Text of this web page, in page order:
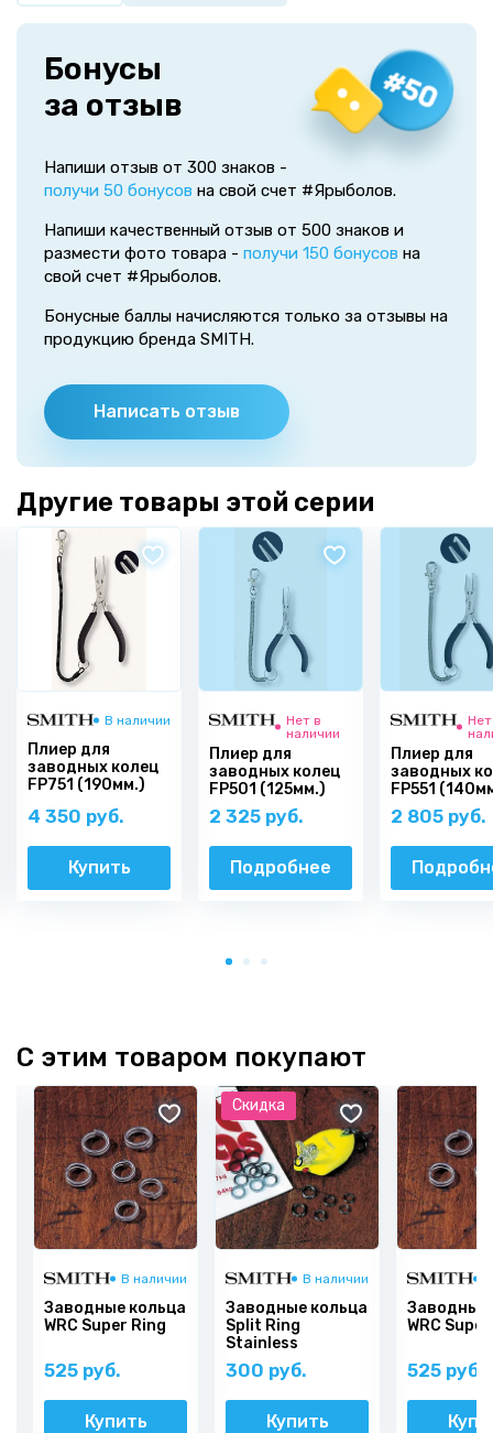
Бонусы
за отзыв
Напиши отзыв от 300 знаков -
получи 50 бонусов на свой счет #Ярыболов.
Напиши качественный отзыв от 500 знаков и
размести фото товара - получи 150 бонусов на
свой счет #Ярыболов.
Бонусные баллы начисляются только за отзывы на
продукцию бренда SMITH.
Написать отзыв
Другие товары этой серии
В наличии
Плиер для
заводных колец
FP751 (190мм.)
4 350 руб.
Купить
Нет в
наличии
Плиер для
заводных колец
FP501 (125мм.)
2 325 руб.
Подробнее
Плиер для
заводных
FP551
2 805 руб.
С этим товаром покупают
В наличии
Заводные кольца
WRC Super Ring
525 руб.
Купить
Скидка
В наличии
Заводные кольца
Split Ring
Stainless
300 руб.
Купить
Заводные
WRC
525 руб.